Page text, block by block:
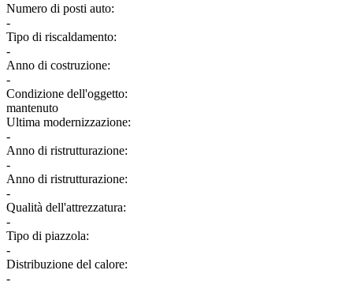
Numero di posti auto:
-
Tipo di riscaldamento:
-
Anno di costruzione:
-
Condizione dell'oggetto:
mantenuto
Ultima modernizzazione:
-
Anno di ristrutturazione:
-
Anno di ristrutturazione:
-
Qualità dell'attrezzatura:
-
Tipo di piazzola:
-
Distribuzione del calore:
-